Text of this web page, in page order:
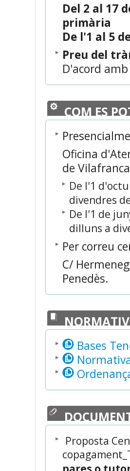
Del 2 al 17
primària
De l'1 al 5
Preu del
D'acord
COM ES
Oficina
de
De l'1
divendres
De l'1 de
dilluns a
Per correu
C/
Penedès.
Bases
Proposta